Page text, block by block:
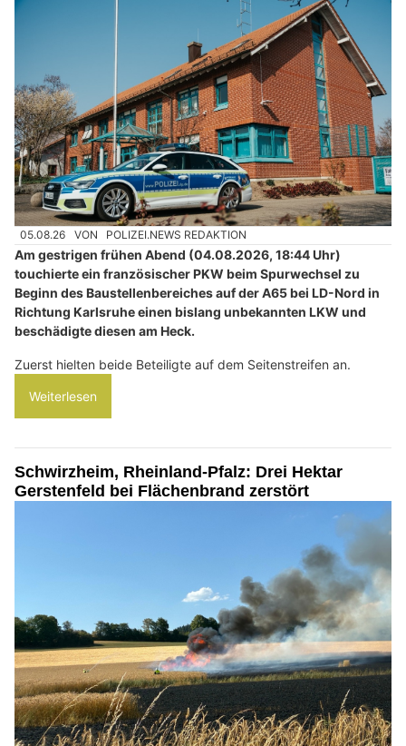
05.08.26 VON POLIZEI.NEWS REDAKTION
Am gestrigen frühen Abend (04.08.2026, 18:44 Uhr)
touchierte ein französischer PKW beim Spurwechsel zu
Beginn des Baustellenbereiches auf der A65 bei LD-Nord in
Richtung Karlsruhe einen bislang unbekannten LKW und
beschädigte diesen am Heck.
Zuerst hielten beide Beteiligte auf dem Seitenstreifen an.
Weiterlesen
Schwirzheim, Rheinland-Pfalz: Drei Hektar
Gerstenfeld bei Flächenbrand zerstört